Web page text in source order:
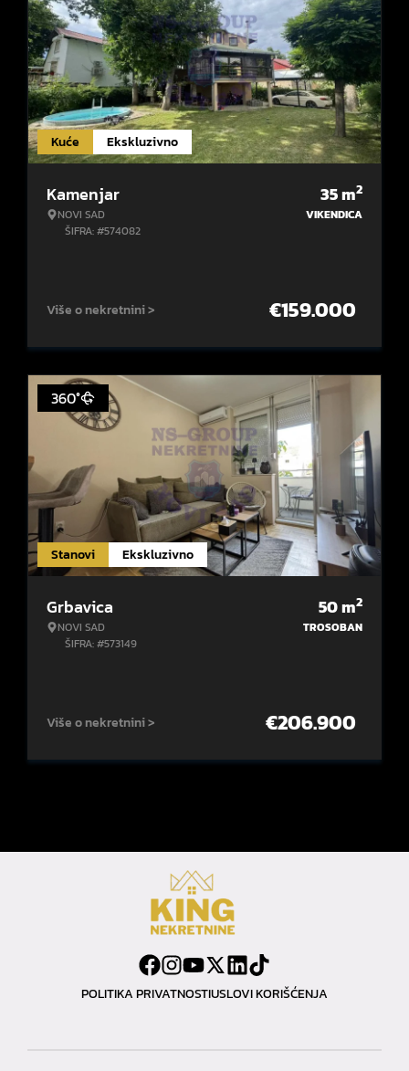
Kuće Ekskluzivno
Kamenjar
NOVI SAD
ŠIFRA: #574082
35m2
VIKENDICA
Više o nekretnini > €159.000
Stanovi Ekskluzivno
360°
Grbavica
NOVI SAD
ŠIFRA: #573149
50m2
TROSOBAN
Više o nekretnini > €206.900
POLITIKA PRIVATNOSTIUSLOVI KORIŠĆENJA